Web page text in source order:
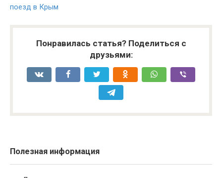
поезд в Крым
Понравилась статья? Поделиться с
друзьями:
Полезная информация